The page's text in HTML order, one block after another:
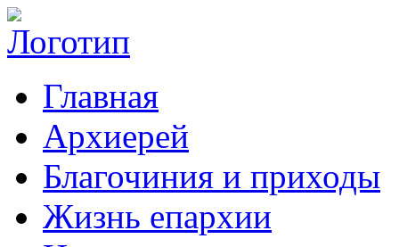
Главная
Архиерей
Благочиния и приходы
Жизнь епархии